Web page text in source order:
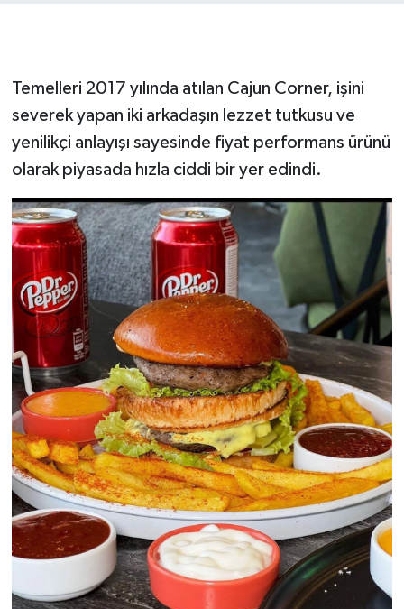
Temelleri 2017 yılında atılan Cajun Corner, işini
severek yapan iki arkadaşın lezzet tutkusu ve
yenilikçi anlayışı sayesinde fiyat performans ürünü
olarak piyasada hızla ciddi bir yer edindi.
KADIN-AİLE
YEREL YÖNETİM
MEDYA
SEÇİM 2011
ÜÇÜNCÜ SAYFA
BİLİMNET
Yemek
SİVİL TOPLUM
SEÇİM 2014
KİM KİMDİR
ÇEK GÖNDER
KİTAP